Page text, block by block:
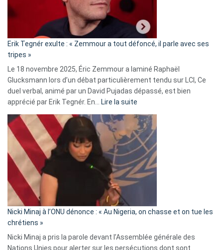
«
C’est
fake
news
»
Erik Tegnér exulte : « Zemmour a tout défoncé, il parle avec ses
tripes »
Le 18 novembre 2025, Éric Zemmour a laminé Raphaël
Glucksmann lors d’un débat particulièrement tendu sur LCI, Ce
duel verbal, animé par un David Pujadas dépassé, est bien
apprécié par Erik Tegnér. En… Lire la suite
Erik
Tegnér
exulte
:
« Zemmour
a
tout
parle
ses
tripes »
Nicki Minaj à l’ONU dénonce : « Au Nigeria, on chasse et on tue les
chrétiens »
Nicki Minaj a pris la parole devant l’Assemblée générale des
Nations Unies pour alerter sur les persécutions dont sont